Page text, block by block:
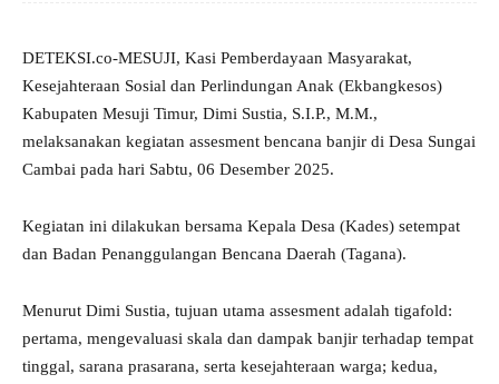
DETEKSI.co-MESUJI, Kasi Pemberdayaan Masyarakat,
Kesejahteraan Sosial dan Perlindungan Anak (Ekbangkesos)
Kabupaten Mesuji Timur, Dimi Sustia, S.I.P., M.M.,
melaksanakan kegiatan assesment bencana banjir di Desa Sungai
Cambai pada hari Sabtu, 06 Desember 2025.
Kegiatan ini dilakukan bersama Kepala Desa (Kades) setempat
dan Badan Penanggulangan Bencana Daerah (Tagana).
Menurut Dimi Sustia, tujuan utama assesment adalah tigafold:
pertama, mengevaluasi skala dan dampak banjir terhadap tempat
tinggal, sarana prasarana, serta kesejahteraan warga; kedua,